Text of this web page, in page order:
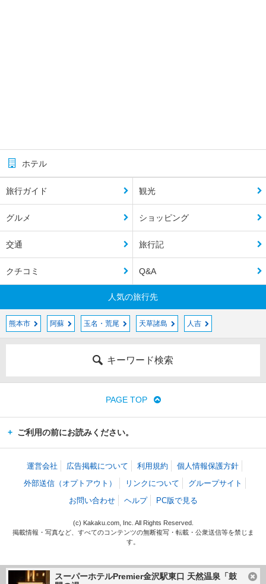
スーパーホテルPremier金沢駅東口 天然温泉「鼓
ホテル
旅行ガイド 観光
グルメ ショッピング
交通 旅行記
クチコミ Q&A
人気の旅行先
熊本市 阿蘇 玉名・荒尾 天草諸島 人吉
キーワード検索
PAGE TOP
ご利用の前にお読みください。
運営会社 広告掲載について 利用規約
個人情報保護方針
外部送信（オプトアウト）
リンクについて
グループサイト
お問い合わせ
ヘルプ PC版で見る
(c) Kakaku.com, Inc. All Rights Reserved.
掲載情報・写真など、すべてのコンテンツの無断複写・転載・公衆送信等を禁じま
す。